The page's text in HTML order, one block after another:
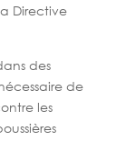
Directive
des
de
les